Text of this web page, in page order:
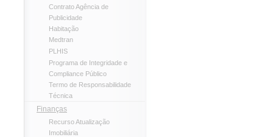
Contrato Agência de
Publicidade
Habitação
Medtran
PLHIS
Programa de Integridade e
Compliance Público
Termo de Responsabilidade
Técnica
Finanças
Recurso Atualização
Imobiliária